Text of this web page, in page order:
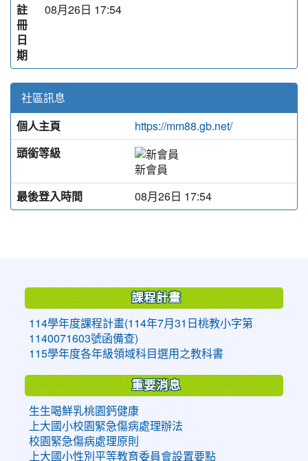
註
冊
日
期
08月26日 17:54
社區訊息
個人主頁
https://mm88.gb.net/
頭銜等級
新會員
最後登入時間
08月26日 17:54
課程計畫
114學年度課程計畫(114年7月31日桃教小字第
1140071603號函備查)
115學年度各年級領域科目選用之教科書
重要消息
生生喝鮮乳桃園鈣健康
上大國小校園緊急傷病處理辦法
校園緊急傷病處理原則
上大國小性別平等教育委員會設置要點